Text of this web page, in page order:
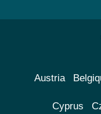
Austria
Cyprus